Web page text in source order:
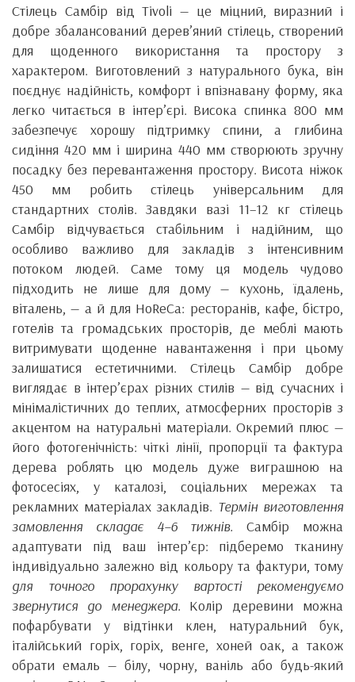
Стілець Самбір від Tivoli — це міцний, виразний і
добре збалансований дерев’яний стілець, створений
для щоденного використання та простору з
характером. Виготовлений з натурального бука, він
поєднує надійність, комфорт і впізнавану форму, яка
легко читається в інтер’єрі. Висока спинка 800 мм
забезпечує хорошу підтримку спини, а глибина
сидіння 420 мм і ширина 440 мм створюють зручну
посадку без перевантаження простору. Висота ніжок
450 мм робить стілець універсальним для
стандартних столів. Завдяки вазі 11–12 кг стілець
Самбір відчувається стабільним і надійним, що
особливо важливо для закладів з інтенсивним
потоком людей. Саме тому ця модель чудово
підходить не лише для дому — кухонь, їдалень,
віталень, — а й для HoReCa: ресторанів, кафе, бістро,
готелів та громадських просторів, де меблі мають
витримувати щоденне навантаження і при цьому
залишатися естетичними. Стілець Самбір добре
виглядає в інтер’єрах різних стилів — від сучасних і
мінімалістичних до теплих, атмосферних просторів з
акцентом на натуральні матеріали. Окремий плюс —
його фотогенічність: чіткі лінії, пропорції та фактура
дерева роблять цю модель дуже виграшною на
фотосесіях, у каталозі, соціальних мережах та
рекламних матеріалах закладів. Термін виготовлення
замовлення складає 4–6 тижнів. Самбір можна
адаптувати під ваш інтер’єр: підберемо тканину
індивідуально залежно від кольору та фактури, тому
для точного прорахунку вартості рекомендуємо
звернутися до менеджера. Колір деревини можна
пофарбувати у відтінки клен, натуральний бук,
італійський горіх, горіх, венге, хоней оак, а також
обрати емаль — білу, чорну, ваніль або будь-який